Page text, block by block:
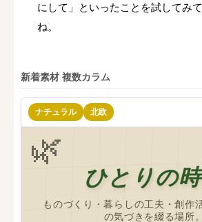
にして」といったことを試してみて
ね。
新着素材 複数カラム
ナチュラル 北欧